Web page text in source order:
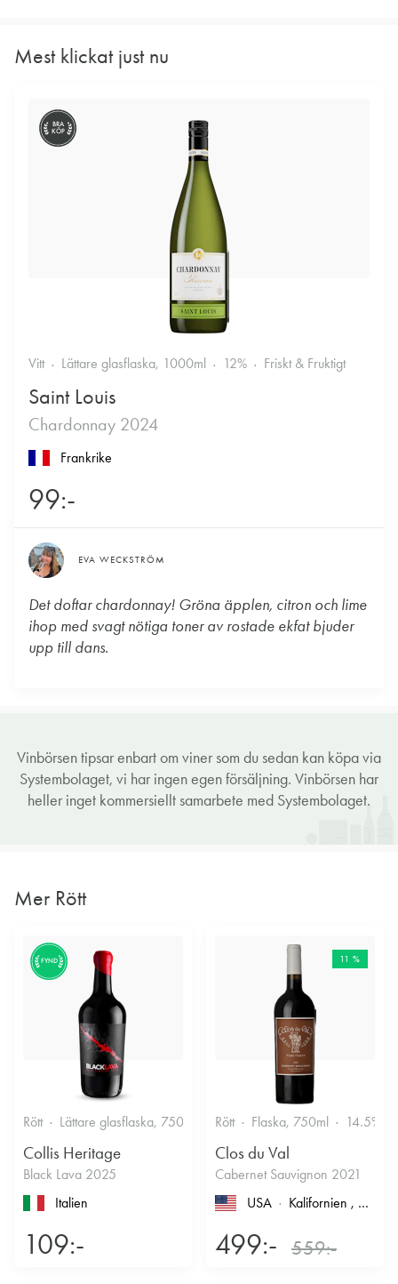
Mest klickat just nu
BRA
KÖP
Vitt Lättare glasflaska, 1000ml 12% Friskt & Fruktigt
Saint Louis
Chardonnay 2024
Frankrike
99:-
EVA WECKSTRÖM
Det doftar chardonnay! Gröna äpplen, citron och lime
ihop med svagt nötiga toner av rostade ekfat bjuder
upp till dans.
Vinbörsen tipsar enbart om viner som du sedan kan köpa via
Systembolaget, vi har ingen egen försäljning. Vinbörsen har
heller inget kommersiellt samarbete med Systembolaget.
Mer Rött
FYND
Rött Lättare glasflaska, 750ml 13.5%
Collis Heritage
Black Lava 2025
Italien
109:-
11 %
Rött Flaska, 750ml 14.5%
Clos du Val
Cabernet Sauvignon 2021
USA
Kalifornien , North Coast
499:- 559:-